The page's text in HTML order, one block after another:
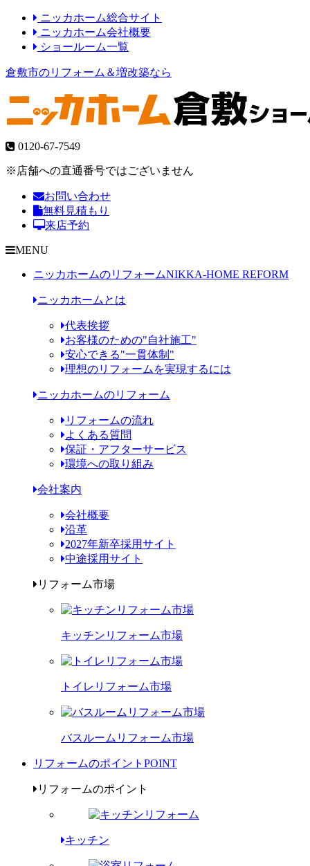
ニッカホーム総合サイト
ニッカホーム会社概要
ショールーム一覧
倉敷市のリフォーム＆増改築なら
0120-67-7549
※店舗への直通番号ではございません
お問い合わせ
無料見積もり
来店予約
MENU
ニッカホームのリフォームNIKKA-HOME REFORM
ニッカホームとは
代表挨拶
お客様のための"自社施工"
安心できる"一貫体制"
理想のリフォームを実現するには
ニッカホームのリフォーム
リフォームの流れ
よくある質問
保証・アフターサービス
環境への取り組み
会社案内
会社概要
沿革
2027年新卒採用サイト
中途採用サイト
リフォーム市場
キッチンリフォーム市場
トイレリフォーム市場
バスルームリフォーム市場
リフォームのポイント POINT
リフォームのポイント
キッチン